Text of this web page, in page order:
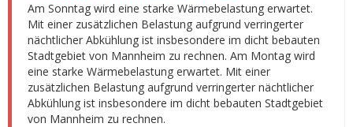
Am Sonntag wird eine starke Wärmebelastung erwartet.
Mit einer zusätzlichen Belastung aufgrund verringerter
nächtlicher Abkühlung ist insbesondere im dicht bebauten
Stadtgebiet von Mannheim zu rechnen. Am Montag wird
eine starke Wärmebelastung erwartet. Mit einer
zusätzlichen Belastung aufgrund verringerter nächtlicher
Abkühlung ist insbesondere im dicht bebauten Stadtgebiet
von Mannheim zu rechnen.